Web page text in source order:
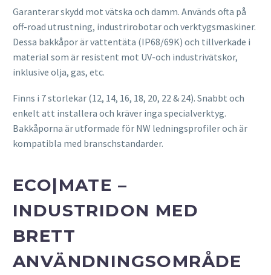
Garanterar skydd mot vätska och damm. Används ofta på
off-road utrustning, industrirobotar och verktygsmaskiner.
Dessa bakkåpor är vattentäta (IP68/69K) och tillverkade i
material som är resistent mot UV-och industrivätskor,
inklusive olja, gas, etc.
Finns i 7 storlekar (12, 14, 16, 18, 20, 22 & 24). Snabbt och
enkelt att installera och kräver inga specialverktyg.
Bakkåporna är utformade för NW ledningsprofiler och är
kompatibla med branschstandarder.
ECO|MATE –
INDUSTRIDON MED
BRETT
ANVÄNDNINGSOMRÅDE